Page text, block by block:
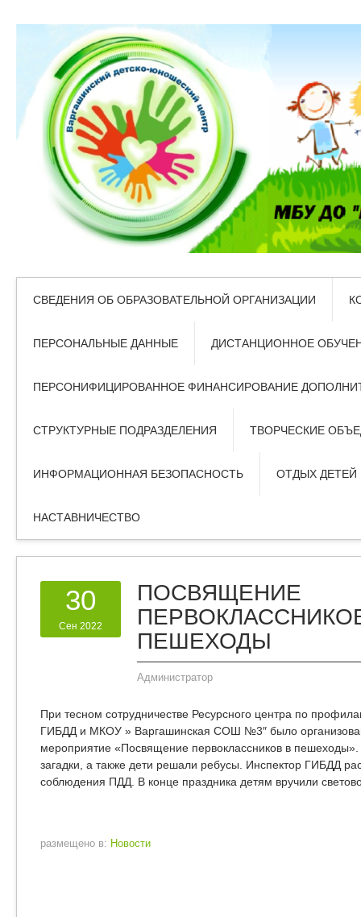
СВЕДЕНИЯ ОБ ОБРАЗОВАТЕЛЬНОЙ ОРГАНИЗАЦИИ
ПЕРСОНАЛЬНЫЕ ДАННЫЕ ДИСТАНЦИОННОЕ
ПЕРСОНИФИЦИРОВАННОЕ ФИНАНСИРОВАНИЕ
СТРУКТУРНЫЕ ПОДРАЗДЕЛЕНИЯ ТВОРЧЕСКИЕ
ИНФОРМАЦИОННАЯ БЕЗОПАСНОСТЬ ОТДЫХ ДЕТЕЙ
НАСТАВНИЧЕСТВО
30
Сен 2022
ПОСВЯЩЕНИЕ
ПЕШЕХОДЫ
Администратор
При тесном сотрудничестве Ресурсного центра по
ГИБДД и МКОУ » Варгашинская СОШ №3″ было
мероприятие «Посвящение первоклассников в
загадки, а также дети решали ребусы. Инспектор ГИБДД
соблюдения ПДД. В конце праздника детям вручили
размещено в: Новости